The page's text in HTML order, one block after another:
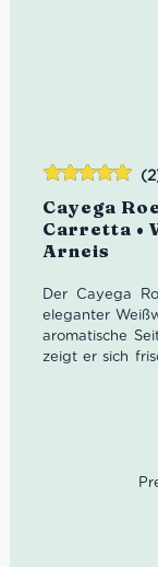
Cayega
Carretta •
Arneis
Der Cayega
eleganter
aromatische
zeigt er sich
Walnuss und
Aperitivo,
Farbe:
mit5.00von
5